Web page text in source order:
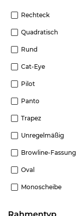
Rechteck
Quadratisch
Rund
Cat-Eye
Pilot
Panto
Trapez
Unregelmäßig
Browline-Fassung
Oval
Monoscheibe